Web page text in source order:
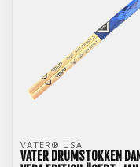
VATER® USA
VATER DRUMSTOKKEN